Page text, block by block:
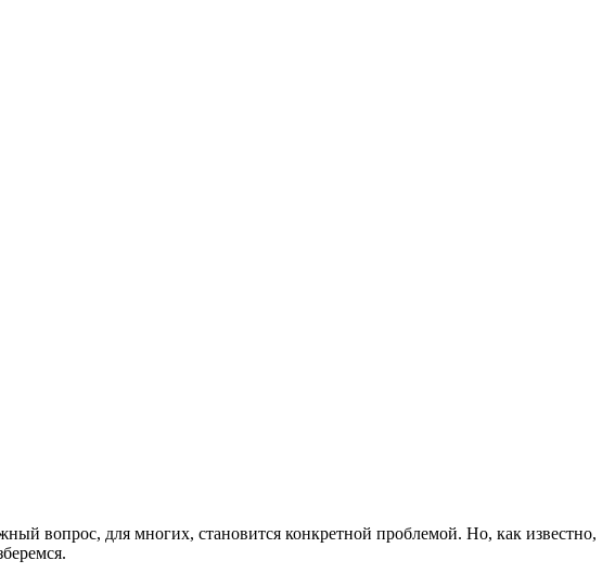
вопрос, для многих, становится конкретной проблемой. Но, как известно,